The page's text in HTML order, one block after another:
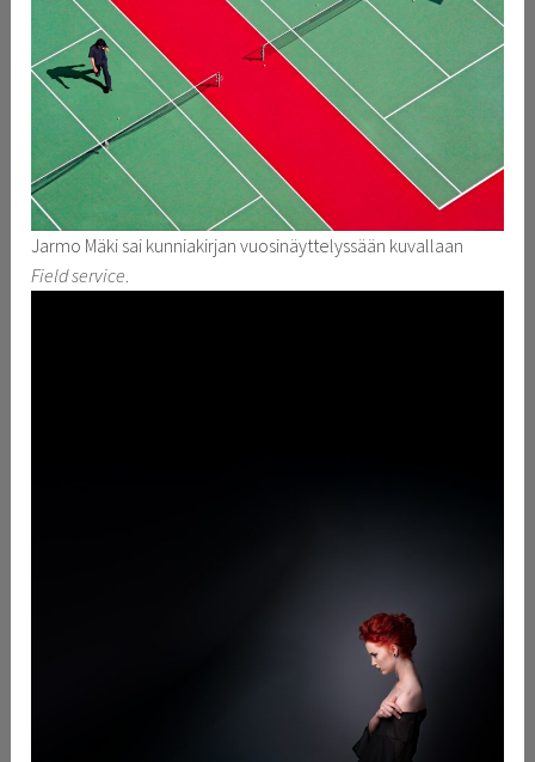
Jarmo Mäki sai kunniakirjan vuosinäyttelyssään kuvallaan
Field service